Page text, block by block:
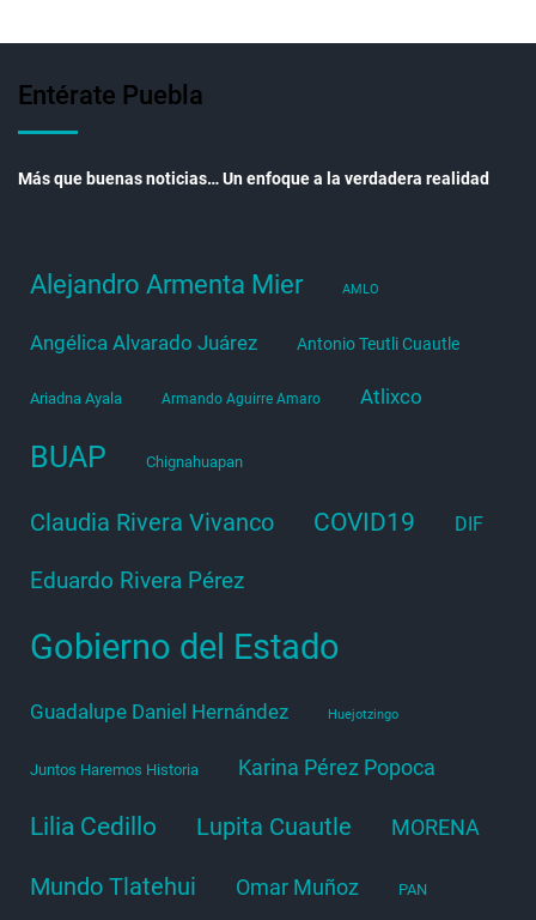
Entérate Puebla
Más que buenas noticias… Un enfoque a la verdadera realidad
Alejandro Armenta Mier AMLO
Angélica Alvarado Juárez Antonio Teutli Cuautle
Ariadna Ayala Armando Aguirre Amaro Atlixco
BUAP Chignahuapan
Claudia Rivera Vivanco COVID19 DIF
Eduardo Rivera Pérez
Gobierno del Estado
Guadalupe Daniel Hernández Huejotzingo
Juntos Haremos Historia Karina Pérez Popoca
Lilia Cedillo Lupita Cuautle MORENA
Mundo Tlatehui Omar Muñoz PAN